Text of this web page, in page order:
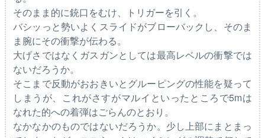
そのまま的に銃口をむけ、トリガーを引く。
バシッっと勢いよくスライドがブローバックし、そのま
ま腕にその衝撃が伝わる。
大げさではなくガスガンとしては最高レベルの衝撃では
ないだろうか。
そこまで反動がおおきいとグルーピングの性能を疑って
しまうが、これがさすがマルイといったところで5mは
なれた的への着弾はごらんのとおり。
なかなかのものではないだろうか。少し上部にまとまっ